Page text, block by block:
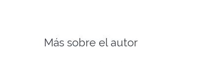
Más sobre el autor